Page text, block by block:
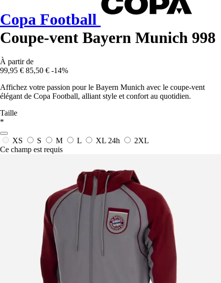
Copa Football
Coupe-vent Bayern Munich 998
À partir de
99,95 € 85,50 € -14%
Affichez votre passion pour le Bayern Munich avec le coupe-vent
élégant de Copa Football, alliant style et confort au quotidien.
Taille
*
XS S M L XL 24h
2XL
Ce champ est requis